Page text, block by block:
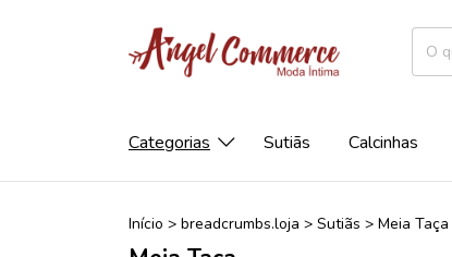
Categorias Sutiãs Calcinhas
Início > breadcrumbs.loja > Sutiãs > Meia Taça